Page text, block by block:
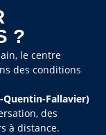
?
le centre
des conditions
Quentin-Fallavier)
des
à distance.